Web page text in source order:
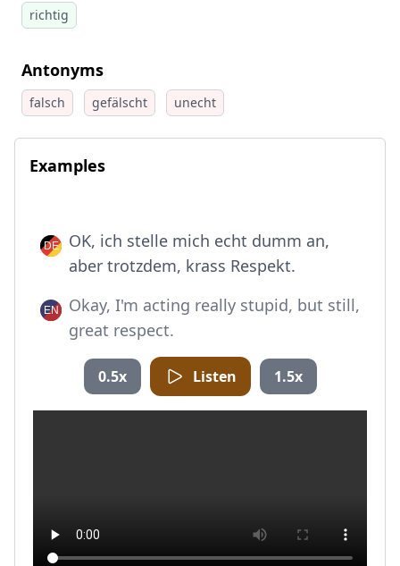
richtig
Antonyms
falsch gefälscht unecht
Examples
OK, ich stelle mich echt dumm an,
aber trotzdem, krass Respekt.
Okay, I'm acting really stupid, but still,
great respect.
0.5x Listen 1.5x